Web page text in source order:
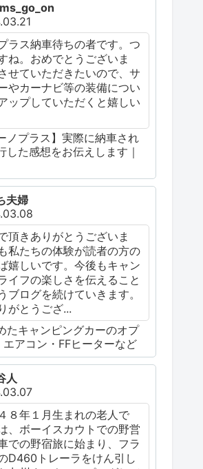
ラス納車待ちの者です。つ
ね。おめでとうございま
せていただきたいので、サ
やカーナビ等の装備につい
ップしていただくと嬉しい
ノプラス】実際に納車され
た感想をお伝えします｜
夫婦
頂きありがとうございま
私たちの体験が読者の方の
嬉しいです。今後もキャン
イフの楽しさを伝えること
ブログを続けていきます。
がとうござ...
たキャンピングカーのオプ
エアコン・FFヒーターなど
人
８年１月生まれの老人で
、ボーイスカウトでの野営
での野宿旅に始まり、フラ
D460トレーラをけん引し